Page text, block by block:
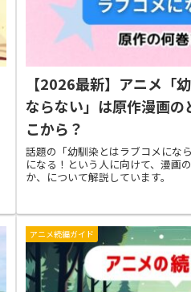
【2026最新】アニメ「
ならない」は原作漫画
こから？
話題の「幼馴染とはラブコメにな
になる！という人に向けて、漫画
か、について解説しています。
アニメ続編ガイド